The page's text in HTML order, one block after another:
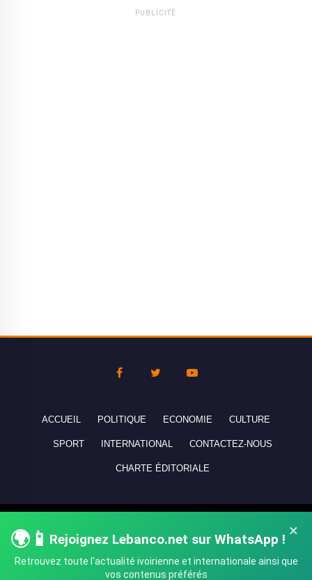
PUBLICITÉ
×
🌍📱 Rejoignez Lebanco.net sur WhatsApp !
Retrouvez toute l'actualité ivoirienne et internationale ainsi que
vos contenus préférés
ACCUEIL POLITIQUE ECONOMIE CULTURE
SPORT INTERNATIONAL CONTACTEZ-NOUS
CHARTE ÉDITORIALE
réservés - All rights reserved.